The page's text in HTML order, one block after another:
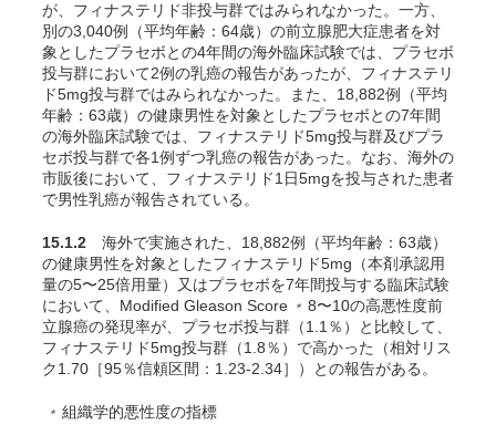
が、フィナステリド非投与群ではみられなかった 。一方、
別の3,040例（平均年齢：64歳）の前立腺肥大症患者を対
象としたプラセボとの4年間の海外臨床試験では、プラセボ
投与群において2例の乳癌の報告があったが、フィナステリ
ド5mg投与群ではみられなかった 。また、18,882例（平均
年齢：63歳）の健康男性を対象としたプラセボとの7年間
の海外臨床試験では、フィナステリド5mg投与群及びプラ
セボ投与群で各1例ずつ乳癌の報告があった 。なお、海外の
市販後において、フィナステリド1日5mgを投与された患者
で男性乳癌が報告されている。
15.1.2 海外で実施された、18,882例（平均年齢：63歳）
の健康男性を対象としたフィナステリド5mg（本剤承認用
量の5〜25倍用量）又はプラセボを7年間投与する臨床試験
において、Modified Gleason Score
＊ 8〜10の高悪性度前
立腺癌の発現率が、プラセボ投与群（1.1％）と比較して、
フィナステリド5mg投与群（1.8％）で高かった（相対リス
ク1.70［95％信頼区間：1.23-2.34］）との報告がある 。
＊ 組織学的悪性度の指標